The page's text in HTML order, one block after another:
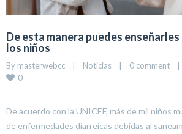
De esta manera puedes enseñarles
los niños
By masterwebcc | Noticias | 0 comment |
0
De acuerdo con la UNICEF, más de mil niños
de enfermedades diarreicas debidas al